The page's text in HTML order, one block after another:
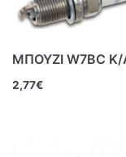
ΜΠΟΥΖΙ W7BC
2,77€